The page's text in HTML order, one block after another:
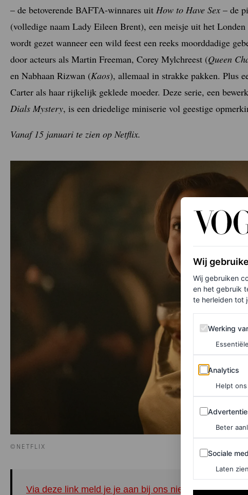
– de betoverende BAFTA-winnares uit How to Have Sex – de
(volledige naam Lady Eileen Brent), een meisje uit het
wordt gezet wanneer een wild feest een reeks moorddadige
door acteurs als Martin Freeman, Corey Mylchreest (Queen
en Nabhaan Rizwan (Kaos), allemaal in strakke pakken. Plus
Carter als haar rijkelijk geklede moeder. Deze serie, een
Dials Mystery, is een driedelige miniserie vol geestige
Vanaf 15 januari te zien op Netflix.
©NETFLIX
Via deze link meld je je aan bij ons nieuwe
Wij
Wij gebruiken
en het gebruik
te herleiden tot
Werking van
Werking
Analytics
Analytics
Helpt
Advertenties
Beter
Sociale
Sociale
Laten